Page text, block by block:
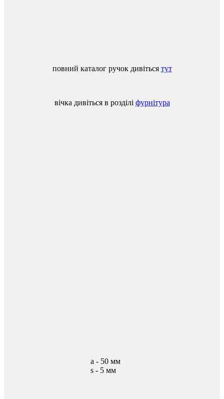
повний каталог ручок дивіться тут
вічка дивіться в розділі фурнітура
а - 50 мм
s - 5 мм